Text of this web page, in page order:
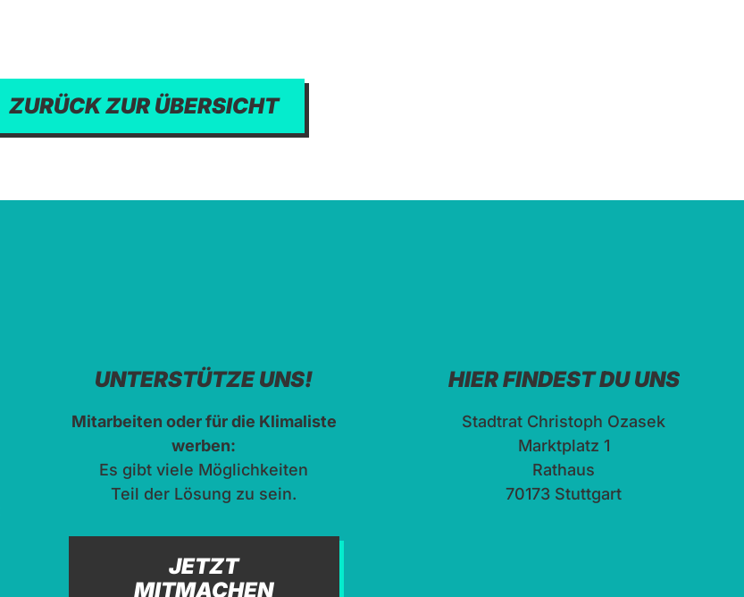
ZURÜCK ZUR ÜBERSICHT
UNTERSTÜTZE UNS!
Mitarbeiten oder für die Klimaliste
werben:
Es gibt viele Möglichkeiten
Teil der Lösung zu sein.
JETZT
MITMACHEN
HIER FINDEST DU UNS
Stadtrat Christoph Ozasek
Marktplatz 1
Rathaus
70173 Stuttgart